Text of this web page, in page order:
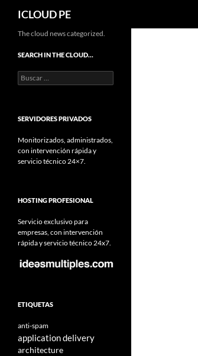
Saltar
contenido
ICLOUD PE
The cloud news categorized.
SEARCH IN THE CLOUD…
Buscar:
SERVIDORES PRIVADOS
Monitorizados, administrados,
con intervención rápida y
servicio técnico 24×7.
HOSTING PROFESIONAL
Servicio exclusivo para
empresas, con intervención
rápida y servicio técnico 24x7.
ETIQUETAS
anti-spam
application delivery
architecture